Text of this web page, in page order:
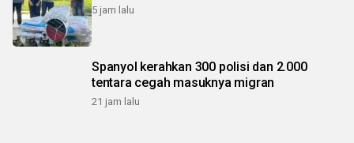
5 jam lalu
Spanyol kerahkan 300 polisi dan 2.000
tentara cegah masuknya migran
21 jam lalu